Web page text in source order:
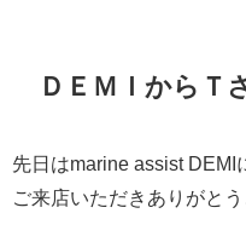
ＤＥＭＩからＴ
先日はmarine assist DEMI
ご来店いただきありがとう